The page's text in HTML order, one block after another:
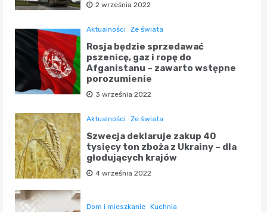
2 września 2022
Aktualności Ze świata
Rosja będzie sprzedawać
pszenicę, gaz i ropę do
Afganistanu – zawarto wstępne
porozumienie
3 września 2022
Aktualności Ze świata
Szwecja deklaruje zakup 40
tysięcy ton zboża z Ukrainy – dla
głodujących krajów
4 września 2022
Dom i mieszkanie Kuchnia